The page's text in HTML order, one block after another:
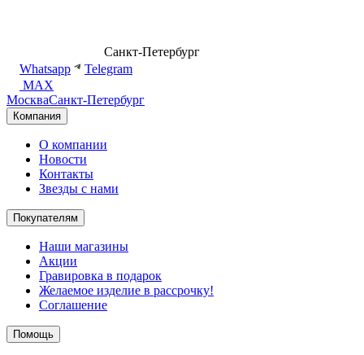
Санкт-Петербург
Whatsapp
Telegram
MAX
МоскваСанкт-Петербург
Компания
О компании
Новости
Контакты
Звезды с нами
Покупателям
Наши магазины
Акции
Гравировка в подарок
Желаемое изделие в рассрочку!
Соглашение
Помощь